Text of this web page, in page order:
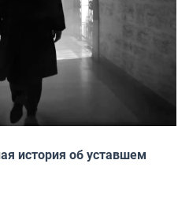
история об уставшем